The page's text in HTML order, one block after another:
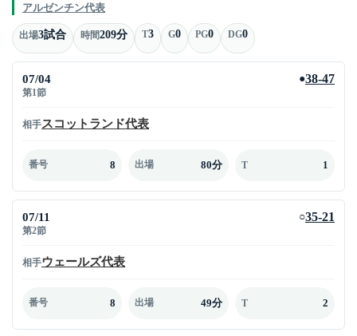
アルゼンチン代表
出場3試合 時間209分 T3 G0 PG0 DG0
07/04
第1節
●38-47
相手スコットランド代表
番号 8 出場 80分 T 1
07/11
第2節
○35-21
相手ウェールズ代表
番号 8 出場 49分 T 2